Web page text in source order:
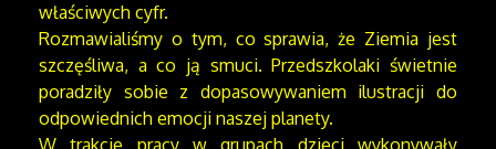
właściwych cyfr.
Rozmawialiśmy o tym, co sprawia, że Ziemia jest
szczęśliwa, a co ją smuci. Przedszkolaki świetnie
poradziły sobie z dopasowywaniem ilustracji do
odpowiednich emocji naszej planety.